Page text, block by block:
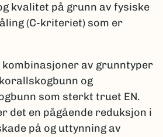
kvalitet på grunn av fysiske
(C-kriteriet) som er
av grunntyper
og
som sterkt truet EN.
det en pågående reduksjon i
på og uttynning av